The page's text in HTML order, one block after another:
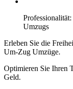
Umzugs
Erleben Sie die
Um-Zug Umzüge.
Optimieren Sie Ihren
Geld.